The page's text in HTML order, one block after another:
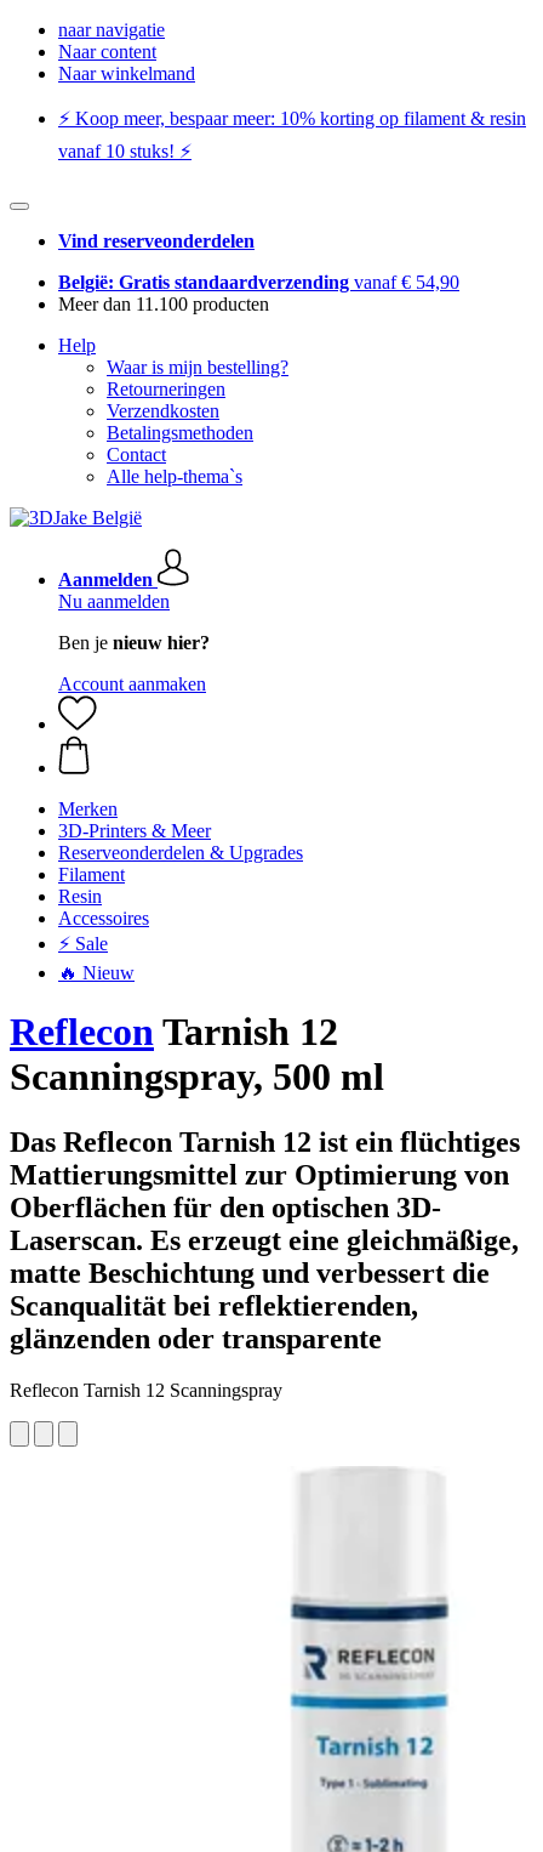
naar navigatie
Naar content
Naar winkelmand
⚡️ Koop meer, bespaar meer: ​​10% korting op filament & resin
vanaf 10 stuks! ⚡️
Vind reserveonderdelen
België: Gratis standaardverzending vanaf € 54,90
Meer dan 11.100 producten
Help
Waar is mijn bestelling?
Retourneringen
Verzendkosten
Betalingsmethoden
Contact
Alle help-thema`s
Aanmelden
Nu aanmelden
Ben je nieuw hier?
Account aanmaken
Merken
3D-Printers & Meer
Reserveonderdelen & Upgrades
Filament
Resin
Accessoires
⚡ Sale
🔥 Nieuw
RefleconTarnish 12
Scanningspray, 500 ml
Das Reflecon Tarnish 12 ist ein flüchtiges
Mattierungsmittel zur Optimierung von
Oberflächen für den optischen 3D-
Laserscan. Es erzeugt eine gleichmäßige,
matte Beschichtung und verbessert die
Scanqualität bei reflektierenden,
glänzenden oder transparente
Reflecon Tarnish 12 Scanningspray